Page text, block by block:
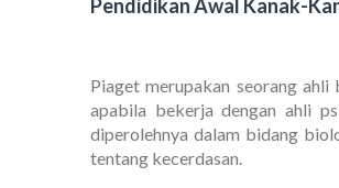
Pendidikan Awal Kanak-
Piaget merupakan seorang
apabila bekerja dengan ahli
diperolehnya dalam bidang
tentang kecerdasan.